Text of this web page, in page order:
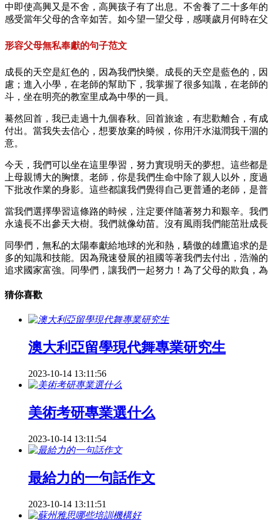
中即使高興又是不舍，高興孩子有了出息。不舍養了二十多年
感受當年父母的含辛如苦。如今望一望父母，感嘆歲月何時在
形容父母無私奉獻的句子范文
成長的天空是紅色的，因為我們快樂。成長的天空是藍色的，
慮；進入小學，在老師的幫助下，我掌握了很多知識，在老師
斗，坐在明亮的教室里成為中學的一員。
驀然回首，我已走過十九個春秋。回首旅途，有悲歡離合，有
付出。當我失去信心，想要放棄的時候，你用汗水滋潤我干涸
意。
今天，我們可以坐在這里學習，努力實現明天的夢想。這些都
上母親博大的胸懷。老師，你是我們生命中除了親人以外，
下批改作業的身影。這些都讓我們覺得自己更普通的老師，是
當我們選擇學習這條路的時候，注定要伴隨著努力和艱辛。我
永遠長不出參天大樹。我們就像幼苗。沒有風雨我們能茁壯成
同學們，無私的太陽奉獻給地球的光和熱，驕傲的雄鷹追求的
多的知識和技能。因為飛速發展的祖國等著我們去付出，浩瀚
追求國家富強。同學們，讓我們一起努力！為了父母的欺負，
猜你喜歡
澳大利亞留學現代舞專業研究生
2023-10-14 13:11:56
美術考研專業選什么
2023-10-14 13:11:54
最給力的一句話作文
2023-10-14 13:11:51